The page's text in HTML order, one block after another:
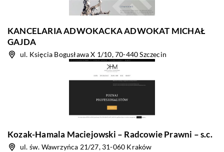
KANCELARIA ADWOKACKA ADWOKAT MICHAŁ
GAJDA
ul. Księcia Bogusława X 1/10, 70-440 Szczecin
Kozak-Hamala Maciejowski – Radcowie Prawni – s.c.
ul. św. Wawrzyńca 21/27, 31-060 Kraków